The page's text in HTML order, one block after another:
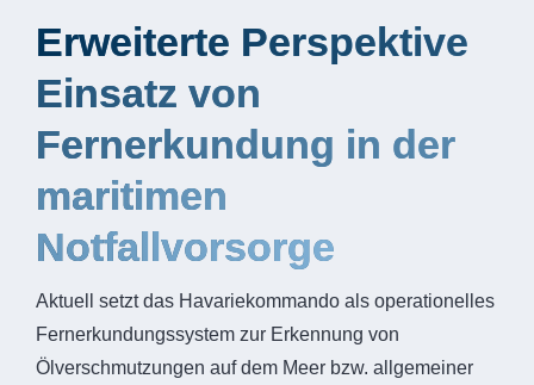
Erweiterte Perspektive
Einsatz von
Fernerkundung in der
maritimen
Notfallvorsorge
Aktuell setzt das Havariekommando als operationelles
Fernerkundungssystem zur Erkennung von
Ölverschmutzungen auf dem Meer bzw. allgemeiner